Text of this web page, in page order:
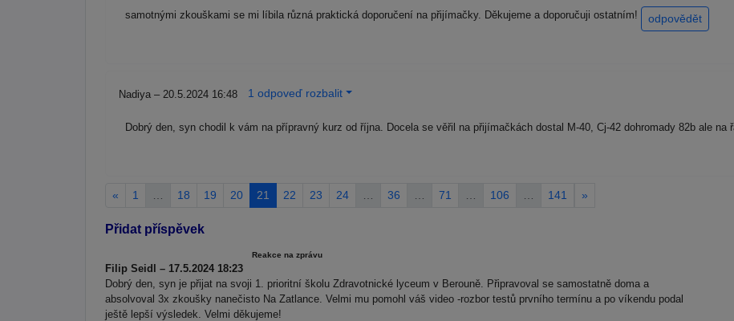
samotnými zkouškami se mi líbila různá praktická doporučení na přijímačky. Děkujeme a doporučuji ostatním!
odpovědět
Nadiya – 20.5.2024 16:48 1 odpoveď rozbalit
Dobrý den, syn chodil k vám na přípravný kurz od října. Docela se věřil na přijímačkách dostal M-40, Cj-42 dohromady 82b ale na
« 1 18 19 20 21 22 23 24 36 71 106 141 »
Přidat příspěvek
Reakce na zprávu
Filip Seidl – 17.5.2024 18:23
Dobrý den, syn je přijat na svoji 1. prioritní školu Zdravotnické lyceum v Berouně. Připravoval se samostatně doma a
absolvoval 3x zkoušky nanečisto Na Zatlance. Velmi mu pomohl váš video -rozbor testů prvního termínu a po víkendu podal
ještě lepší výsledek. Velmi děkujeme!